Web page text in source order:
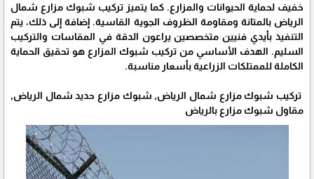
خفيف لحماية الحيوانات والمزارع. كما يتميز تركيب شبوك مزارع شمال
الرياض بالمتانة ومقاومة الظروف الجوية القاسية. إضافة إلى ذلك، يتم
التنفيذ بأيدي فنيين متخصصين يراعون الدقة في المقاسات والتركيب
السليم. الهدف الأساسي من تركيب شبوك المزارع هو تحقيق الحماية
الكاملة للممتلكات الزراعية بأسعار مناسبة.
تركيب شبوك مزارع شمال الرياض, شبوك مزارع حديد شمال الرياض,
مقاول شبوك مزارع بالرياض